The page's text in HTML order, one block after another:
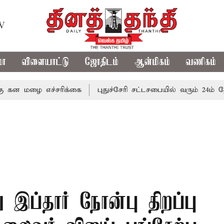
விளையாட்டு ஜோதிடம் ஆன்மிகம் வணிகம்
எச்சரிக்கை புதுச்சேரி சட்டசபையில் வரும் 24ம் தேதி
இப்தார் நோன்பு திறப்பு